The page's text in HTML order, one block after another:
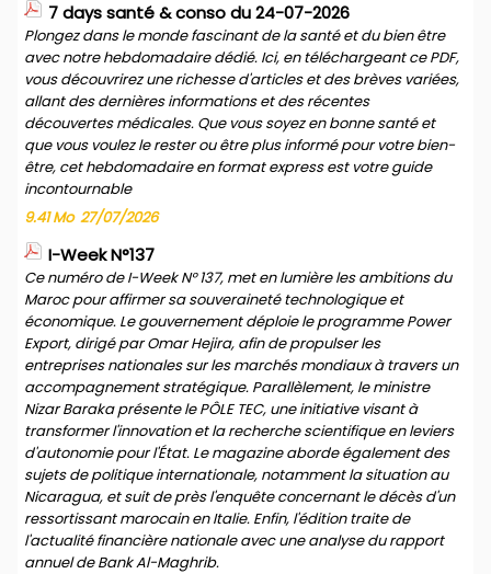
7 days santé & conso du 24-07-2026
Plongez dans le monde fascinant de la santé et du bien être
avec notre hebdomadaire dédié. Ici, en téléchargeant ce PDF,
vous découvrirez une richesse d'articles et des brèves variées,
allant des dernières informations et des récentes
découvertes médicales. Que vous soyez en bonne santé et
que vous voulez le rester ou être plus informé pour votre bien-
être, cet hebdomadaire en format express est votre guide
incontournable
9.41 Mo 27/07/2026
I-Week N°137
Ce numéro de I-Week N° 137, met en lumière les ambitions du
Maroc pour affirmer sa souveraineté technologique et
économique. Le gouvernement déploie le programme Power
Export, dirigé par Omar Hejira, afin de propulser les
entreprises nationales sur les marchés mondiaux à travers un
accompagnement stratégique. Parallèlement, le ministre
Nizar Baraka présente le PÔLE TEC, une initiative visant à
transformer l'innovation et la recherche scientifique en leviers
d'autonomie pour l'État. Le magazine aborde également des
sujets de politique internationale, notamment la situation au
Nicaragua, et suit de près l'enquête concernant le décès d'un
ressortissant marocain en Italie. Enfin, l'édition traite de
l'actualité financière nationale avec une analyse du rapport
annuel de Bank Al-Maghrib.